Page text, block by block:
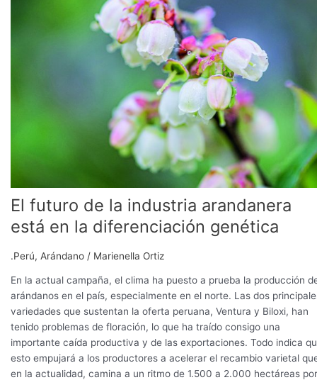
El futuro de la industria arandanera
está en la diferenciación genética
.Perú, Arándano / Marienella Ortiz
En la actual campaña, el clima ha puesto a prueba la producción
arándanos en el país, especialmente en el norte. Las dos
variedades que sustentan la oferta peruana, Ventura y Biloxi, han
tenido problemas de floración, lo que ha traído consigo una
importante caída productiva y de las exportaciones. Todo indica
esto empujará a los productores a acelerar el recambio varietal
en la actualidad, camina a un ritmo de 1.500 a 2.000 hectáreas por